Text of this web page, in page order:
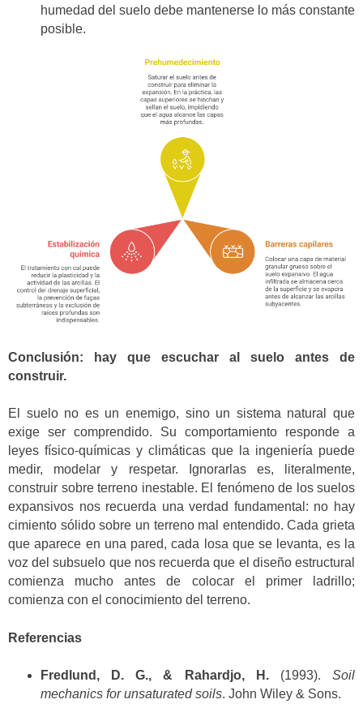
humedad del suelo debe mantenerse lo más constante
posible.
Conclusión: hay que escuchar al suelo antes de
construir.
El suelo no es un enemigo, sino un sistema natural que
exige ser comprendido. Su comportamiento responde a
leyes físico-químicas y climáticas que la ingeniería puede
medir, modelar y respetar. Ignorarlas es, literalmente,
construir sobre terreno inestable. El fenómeno de los suelos
expansivos nos recuerda una verdad fundamental: no hay
cimiento sólido sobre un terreno mal entendido. Cada grieta
que aparece en una pared, cada losa que se levanta, es la
voz del subsuelo que nos recuerda que el diseño estructural
comienza mucho antes de colocar el primer ladrillo;
comienza con el conocimiento del terreno.
Referencias
Fredlund, D. G., & Rahardjo, H.(1993).Soil
mechanics for unsaturated soils. John Wiley & Sons.